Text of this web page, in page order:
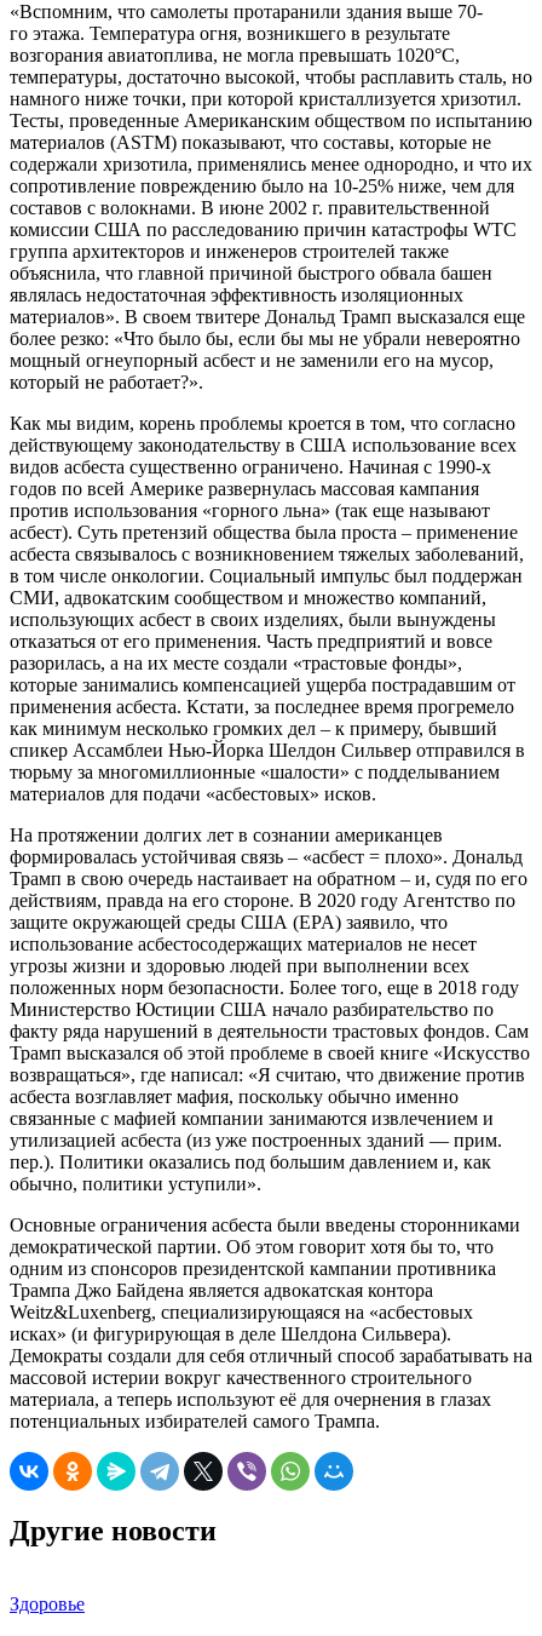
«Вспомним, что самолеты протаранили здания выше 70-
го этажа. Температура огня, возникшего в результате
возгорания авиатоплива, не могла превышать 1020°C,
температуры, достаточно высокой, чтобы расплавить сталь, но
намного ниже точки, при которой кристаллизуется хризотил.
Тесты, проведенные Американским обществом по испытанию
материалов (ASTM) показывают, что составы, которые не
содержали хризотила, применялись менее однородно, и что их
сопротивление повреждению было на 10-25% ниже, чем для
составов с волокнами. В июне 2002 г. правительственной
комиссии США по расследованию причин катастрофы WTC
группа архитекторов и инженеров строителей также
объяснила, что главной причиной быстрого обвала башен
являлась недостаточная эффективность изоляционных
материалов». В своем твитере Дональд Трамп высказался еще
более резко: «Что было бы, если бы мы не убрали невероятно
мощный огнеупорный асбест и не заменили его на мусор,
который не работает?».
Как мы видим, корень проблемы кроется в том, что согласно
действующему законодательству в США использование всех
видов асбеста существенно ограничено. Начиная с 1990-х
годов по всей Америке развернулась массовая кампания
против использования «горного льна» (так еще называют
асбест). Суть претензий общества была проста – применение
асбеста связывалось с возникновением тяжелых заболеваний,
в том числе онкологии. Социальный импульс был поддержан
СМИ, адвокатским сообществом и множество компаний,
использующих асбест в своих изделиях, были вынуждены
отказаться от его применения. Часть предприятий и вовсе
разорилась, а на их месте создали «трастовые фонды»,
которые занимались компенсацией ущерба пострадавшим от
применения асбеста. Кстати, за последнее время прогремело
как минимум несколько громких дел – к примеру, бывший
спикер Ассамблеи Нью-Йорка Шелдон Сильвер отправился в
тюрьму за многомиллионные «шалости» с подделыванием
материалов для подачи «асбестовых» исков.
На протяжении долгих лет в сознании американцев
формировалась устойчивая связь – «асбест = плохо». Дональд
Трамп в свою очередь настаивает на обратном – и, судя по его
действиям, правда на его стороне. В 2020 году Агентство по
защите окружающей среды США (EPA) заявило, что
использование асбестосодержащих материалов не несет
угрозы жизни и здоровью людей при выполнении всех
положенных норм безопасности. Более того, еще в 2018 году
Министерство Юстиции США начало разбирательство по
факту ряда нарушений в деятельности трастовых фондов. Сам
Трамп высказался об этой проблеме в своей книге «Искусство
возвращаться», где написал: «Я считаю, что движение против
асбеста возглавляет мафия, поскольку обычно именно
связанные с мафией компании занимаются извлечением и
утилизацией асбеста (из уже построенных зданий — прим.
пер.). Политики оказались под большим давлением и, как
обычно, политики уступили».
Основные ограничения асбеста были введены сторонниками
демократической партии. Об этом говорит хотя бы то, что
одним из спонсоров президентской кампании противника
Трампа Джо Байдена является адвокатская контора
Weitz&Luxenberg, специализирующаяся на «асбестовых
исках» (и фигурирующая в деле Шелдона Сильвера).
Демократы создали для себя отличный способ зарабатывать на
массовой истерии вокруг качественного строительного
материала, а теперь используют её для очернения в глазах
потенциальных избирателей самого Трампа.
Другие новости
Здоровье